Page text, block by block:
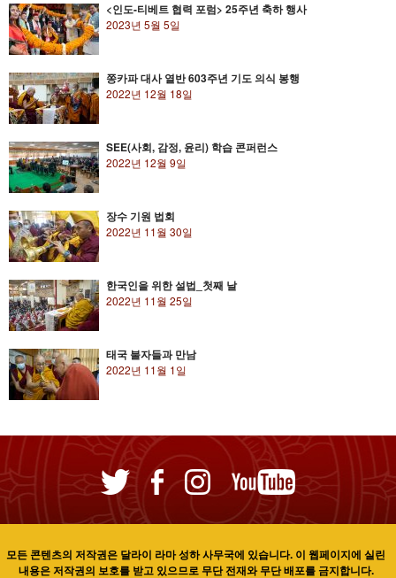
<인도-티베트 협력 포럼> 25주년 축하 행사
2023년 5월 5일
쫑카파 대사 열반 603주년 기도 의식 봉행
2022년 12월 18일
SEE(사회, 감정, 윤리) 학습 콘퍼런스
2022년 12월 9일
장수 기원 법회
2022년 11월 30일
한국인을 위한 설법_첫째 날
2022년 11월 25일
태국 불자들과 만남
2022년 11월 1일
모든 콘텐츠의 저작권은 달라이 라마 성하 사무국에 있습니다. 이 웹페이지에 실린
내용은 저작권의 보호를 받고 있으므로 무단 전재와 무단 배포를 금지합니다.